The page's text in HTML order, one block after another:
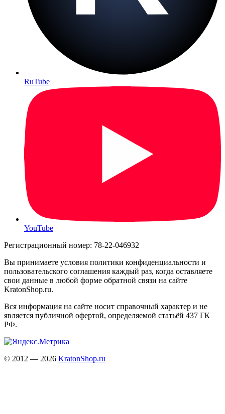
RuTube
YouTube
Регистрационный номер: 78-22-046932
Вы принимаете условия политики конфиденциальности и
пользовательского соглашения каждый раз, когда оставляете
свои данные в любой форме обратной связи на сайте
KratonShop.ru.
Вся информация на сайте носит справочный характер и не
является публичной офертой, определяемой статьёй 437 ГК
РФ.
© 2012 — 2026 KratonShop.ru